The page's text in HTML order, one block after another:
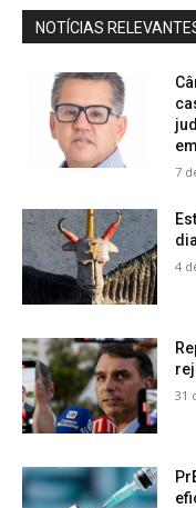
NOTÍCIAS
7
4
31